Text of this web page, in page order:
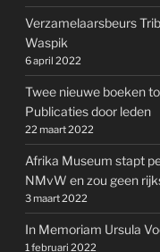
Verzamelaarsbeurs
Waspik
6 april 2022
Twee nieuwe boeken
Publicaties door leden
22 maart 2022
Afrika Museum stapt
NMvW en zou geen
3 maart 2022
In Memoriam Ursula
1 februari 2022